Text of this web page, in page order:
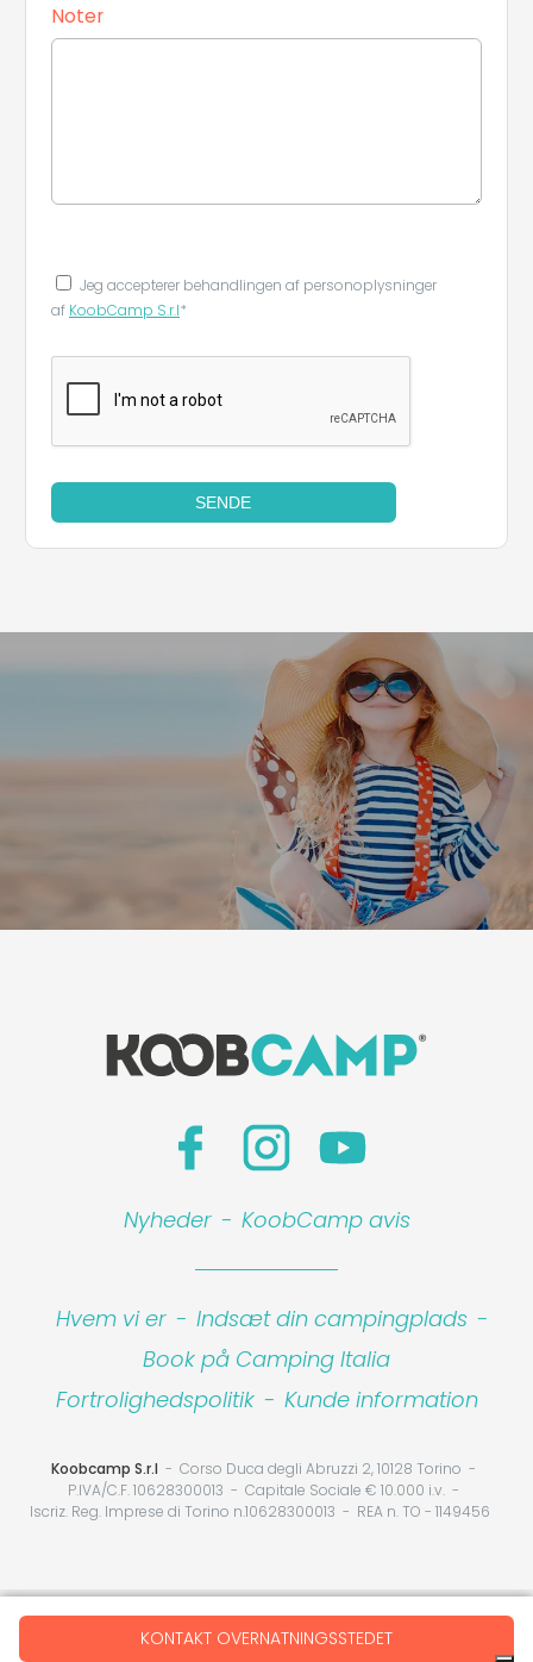
KONTAKT OVERNATNINGSSTEDET
Noter
Jeg accepterer behandlingen af ​​personoplysninger
af KoobCamp S.r.l*
SENDE
Nyheder - KoobCamp avis
Hvem vi er - Indsæt din campingplads -
Book på Camping Italia
Fortrolighedspolitik - Kunde information
Koobcamp S.r.l
Corso Duca degli Abruzzi 2, 10128 Torino
P.IVA/C.F. 10628300013
Capitale Sociale € 10.000 i.v.
Iscriz. Reg. Imprese di Torino n.10628300013
REA n. TO - 1149456
Your Privacy Choices